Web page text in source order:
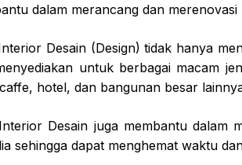
dalam merancang dan
Desain (Design) tidak hanya
untuk berbagai macam
hotel, dan bangunan besar
Desain juga membantu dalam
sehingga dapat menghemat waktu